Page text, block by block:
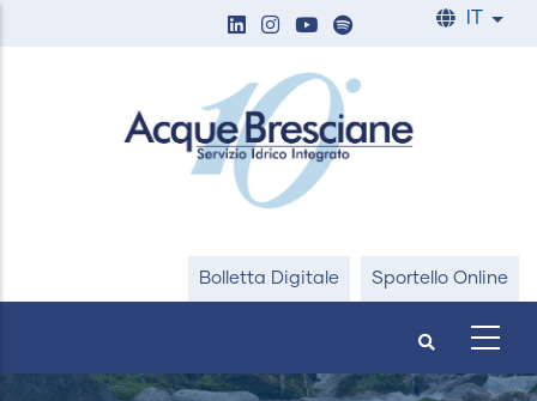
List
Bolletta Digitale Sportello Online